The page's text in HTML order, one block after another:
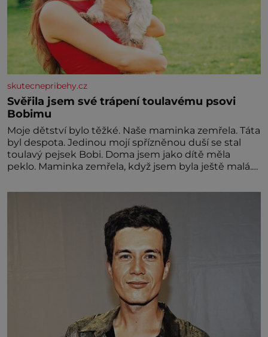
skutecnepribehy.cz
Svěřila jsem své trápení toulavému psovi
Bobimu
Moje dětství bylo těžké. Naše maminka zemřela. Táta
byl despota. Jedinou mojí spřízněnou duší se stal
toulavý pejsek Bobi. Doma jsem jako dítě měla
peklo. Maminka zemřela, když jsem byla ještě malá.
výplatu. Čtyři roky jsem chodila do školy u nás na
vesnici. Měli mě tam rádi, protože